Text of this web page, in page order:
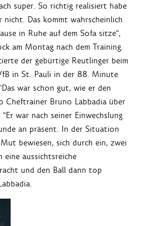
super. So richtig realisiert habe
nicht. Das kommt wahrscheinlich
in Ruhe auf dem Sofa sitze",
am Montag nach dem Training.
der gebürtige Reutlinger beim
in St. Pauli in der 88. Minute
war schon gut, wie er den
Cheftrainer Bruno Labbadia über
war nach seiner Einwechslung
an präsent. In der Situation
bewiesen, sich durch ein, zwei
eine aussichtsreiche
und den Ball dann top